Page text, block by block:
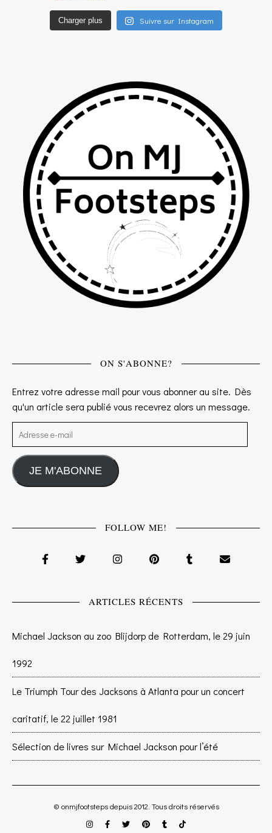
Charger plus Suivre sur Instagram
ON S'ABONNE?
Entrez votre adresse mail pour vous abonner au site. Dès
qu'un article sera publié vous recevrez alors un message.
Adresse e-mail
JE M'ABONNE
FOLLOW ME!
ARTICLES RÉCENTS
Michael Jackson au zoo Blijdorp de Rotterdam, le 29 juin
1992
Le Triumph Tour des Jacksons à Atlanta pour un concert
caritatif, le 22 juillet 1981
Sélection de livres sur Michael Jackson pour l’été
© onmjfootsteps depuis 2012. Tous droits réservés